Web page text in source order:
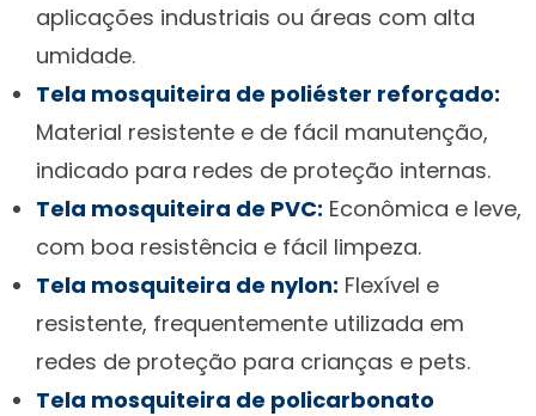
aplicações industriais ou áreas com alta
umidade.
Tela mosquiteira de poliéster reforçado:
Material resistente e de fácil manutenção,
indicado para redes de proteção internas.
Tela mosquiteira de PVC: Econômica e leve,
com boa resistência e fácil limpeza.
Tela mosquiteira de nylon: Flexível e
resistente, frequentemente utilizada em
redes de proteção para crianças e pets.
Tela mosquiteira de policarbonato